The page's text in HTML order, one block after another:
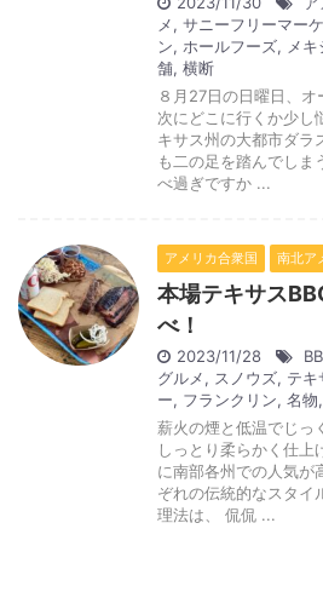
メ, サニーフリーマー
ン, ホールフーズ, メ
舗, 横断
８月27日の日曜日、オ
次にどこに行くか少し
キサス州の大都市ダラ
も二の足を踏んでしま
べ過ぎですか ...
アメリカ合衆国 南北ア
本場テキサス
べ！
2023/11/28
グルメ, スノウズ, テキ
ー, フランクリン, 名物,
薪火の煙と低温でじっ
しっとり柔らかく仕上
に南部各州での人気が
ぞれの伝統的なスタイ
理法は、 侃侃 ...